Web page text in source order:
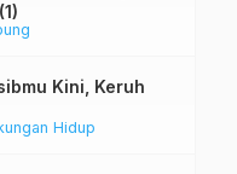
Hidup
Kini, Keruh